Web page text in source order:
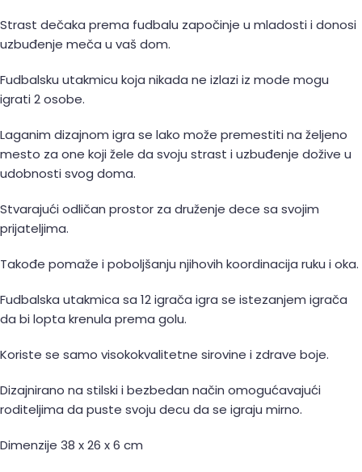
Strast dečaka prema fudbalu započinje u mladosti i donosi
uzbuđenje meča u vaš dom.
Fudbalsku utakmicu koja nikada ne izlazi iz mode mogu
igrati 2 osobe.
Laganim dizajnom igra se lako može premestiti na željeno
mesto za one koji žele da svoju strast i uzbuđenje dožive u
udobnosti svog doma.
Stvarajući odličan prostor za druženje dece sa svojim
prijateljima.
Takođe pomaže i poboljšanju njihovih koordinacija ruku i oka.
Fudbalska utakmica sa 12 igrača igra se istezanjem igrača
da bi lopta krenula prema golu.
Koriste se samo visokokvalitetne sirovine i zdrave boje.
Dizajnirano na stilski i bezbedan način omogućavajući
roditeljima da puste svoju decu da se igraju mirno.
Dimenzije 38 x 26 x 6 cm